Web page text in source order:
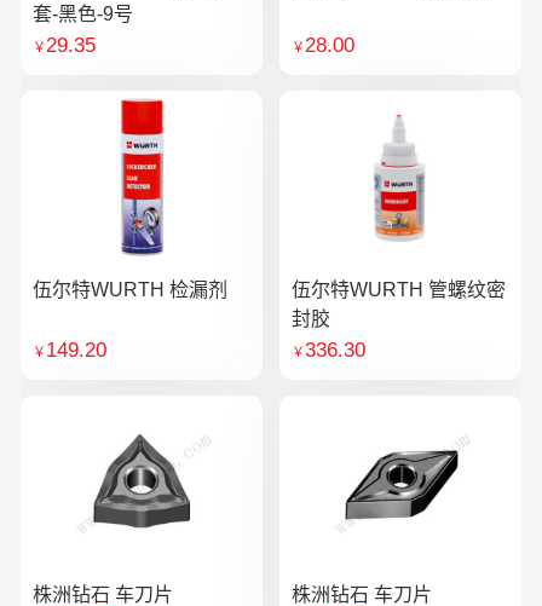
套-黑色-9号
￥29.35 ￥28.00
伍尔特WURTH 检漏剂
￥ 149.20
伍尔特WURTH 管螺纹密
封胶
￥336.30
株洲钻石 车刀片 株洲钻石 车刀片